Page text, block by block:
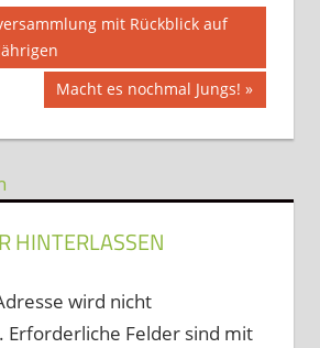
mit Rückblick auf
Nächster
Beitrag:
Macht es nochmal Jungs!
HINTERLASSEN
wird nicht
Erforderliche Felder sind mit